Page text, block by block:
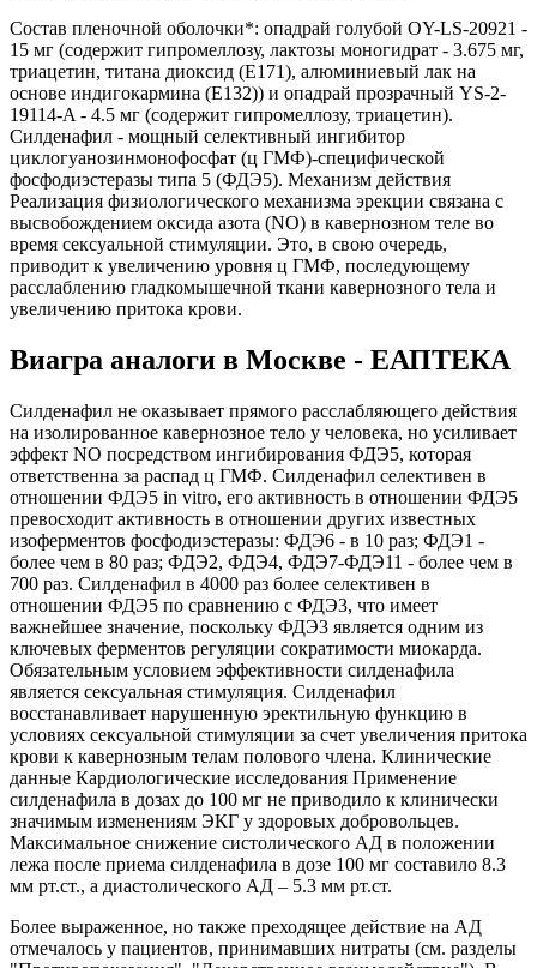
Состав пленочной оболочки*: опадрай голубой OY-LS-20921 -
15 мг (содержит гипромеллозу, лактозы моногидрат - 3.675 мг,
триацетин, титана диоксид (E171), алюминиевый лак на
основе индигокармина (E132)) и опадрай прозрачный YS-2-
19114-A - 4.5 мг (содержит гипромеллозу, триацетин).
Силденафил - мощный селективный ингибитор
циклогуанозинмонофосфат (ц ГМФ)-специфической
фосфодиэстеразы типа 5 (ФДЭ5). Механизм действия
Реализация физиологического механизма эрекции связана с
высвобождением оксида азота (NO) в кавернозном теле во
время сексуальной стимуляции. Это, в свою очередь,
приводит к увеличению уровня ц ГМФ, последующему
расслаблению гладкомышечной ткани кавернозного тела и
увеличению притока крови.
Виагра аналоги в Москве - ЕАПТЕКА
Силденафил не оказывает прямого расслабляющего действия
на изолированное кавернозное тело у человека, но усиливает
эффект NO посредством ингибирования ФДЭ5, которая
ответственна за распад ц ГМФ. Силденафил селективен в
отношении ФДЭ5 in vitro, его активность в отношении ФДЭ5
превосходит активность в отношении других известных
изоферментов фосфодиэстеразы: ФДЭ6 - в 10 раз; ФДЭ1 -
более чем в 80 раз; ФДЭ2, ФДЭ4, ФДЭ7-ФДЭ11 - более чем в
700 раз. Силденафил в 4000 раз более селективен в
отношении ФДЭ5 по сравнению с ФДЭ3, что имеет
важнейшее значение, поскольку ФДЭ3 является одним из
ключевых ферментов регуляции сократимости миокарда.
Обязательным условием эффективности силденафила
является сексуальная стимуляция. Силденафил
восстанавливает нарушенную эректильную функцию в
условиях сексуальной стимуляции за счет увеличения притока
крови к кавернозным телам полового члена. Клинические
данные Кардиологические исследования Применение
силденафила в дозах до 100 мг не приводило к клинически
значимым изменениям ЭКГ у здоровых добровольцев.
Максимальное снижение систолического АД в положении
лежа после приема силденафила в дозе 100 мг составило 8.3
мм рт.ст., а диастолического АД – 5.3 мм рт.ст.
Более выраженное, но также преходящее действие на АД
отмечалось у пациентов, принимавших нитраты (см. разделы